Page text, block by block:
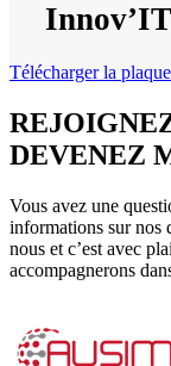
Télécharger la
DEVENEZ
Vous avez une
informations sur nos
nous et c’est avec
accompagnerons